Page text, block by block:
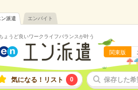
ン派遣 エンバイト
ょうど良いワークライフバランスが叶う
関東版
気になる！リスト 0 保存した希